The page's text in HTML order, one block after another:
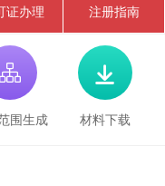
证办理 注册指南

围生成

材料下载